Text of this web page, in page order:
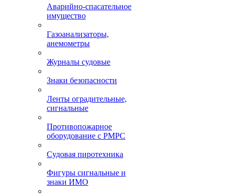
Аварийно-спасательное
имущество
Газоанализаторы,
анемометры
Журналы судовые
Знаки безопасности
Ленты оградительные,
сигнальные
Противопожарное
оборудование с РМРС
Судовая пиротехника
Фигуры сигнальные и
знаки ИМО